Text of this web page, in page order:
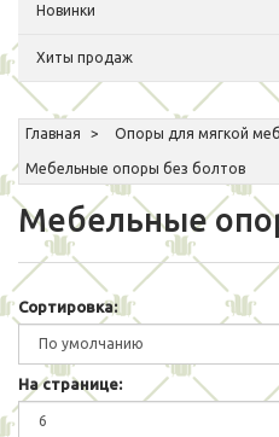
Новинки
Хиты продаж
Главная Опоры для мягкой
Мебельные опоры без болтов
Мебельные
Сортировка:
На странице: